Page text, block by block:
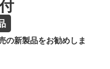
新製品をお勧めしま